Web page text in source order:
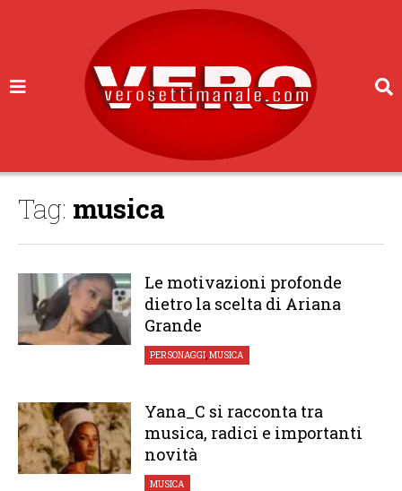
Tag: musica
Le motivazioni profonde
dietro la scelta di Ariana
Grande
PERSONAGGI,MUSICA
Yana_C si racconta tra
musica, radici e importanti
novità
MUSICA